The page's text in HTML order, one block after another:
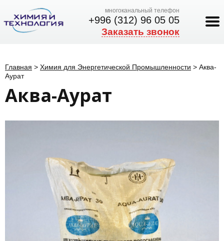
многоканальный телефон
+996 (312) 96 05 05
Заказать звонок
Главная > Химия для Энергетической Промышленности > Аква-
Аурат
Аква-Аурат